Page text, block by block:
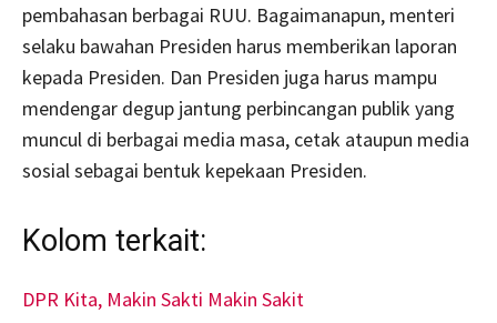
pembahasan berbagai RUU. Bagaimanapun, menteri
selaku bawahan Presiden harus memberikan laporan
kepada Presiden. Dan Presiden juga harus mampu
mendengar degup jantung perbincangan publik yang
muncul di berbagai media masa, cetak ataupun media
sosial sebagai bentuk kepekaan Presiden.
Kolom terkait:
DPR Kita, Makin Sakti Makin Sakit